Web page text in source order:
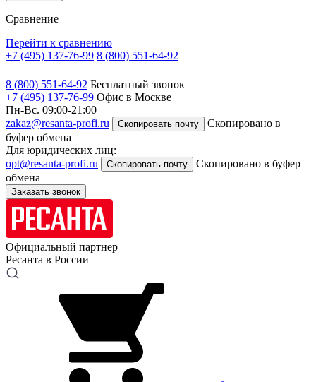
Сравнение
Перейти к сравнению
+7 (495) 137-76-99 8 (800) 551-64-92
8 (800) 551-64-92 Бесплатный звонок
+7 (495) 137-76-99 Офис в Москве
Пн-Вс. 09:00-21:00
zakaz@resanta-profi.ru
Скопировать почту
Скопировано в
буфер обмена
Для юридических лиц:
opt@resanta-profi.ru
Скопировать почту
Скопировано в буфер
обмена
Заказать звонок
Официальный партнер
Ресанта в России